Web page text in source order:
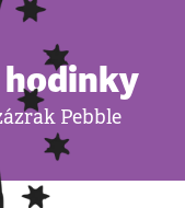
hodinky
Pebble